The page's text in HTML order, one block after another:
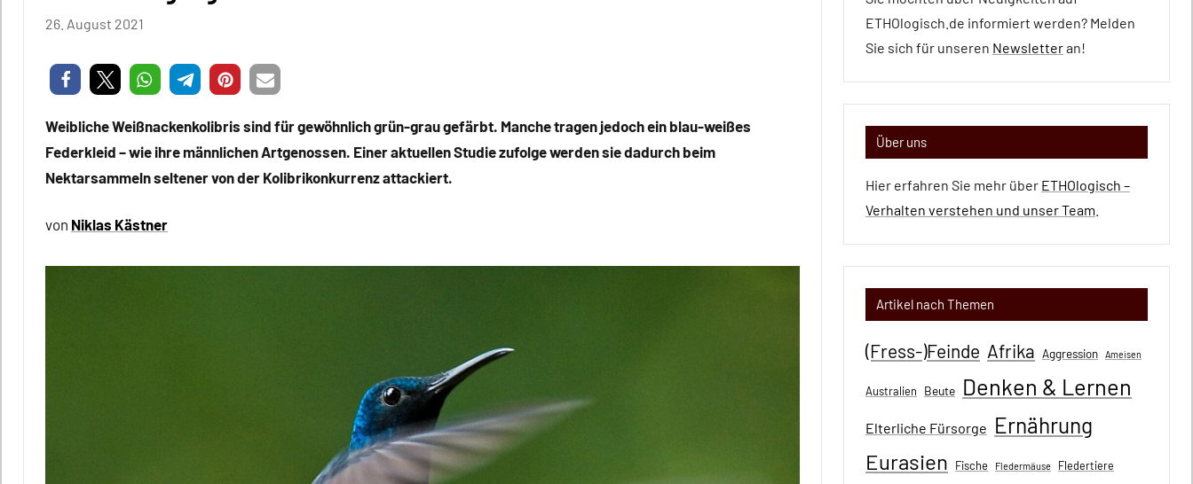
26. August 2021
Kästner
Kommentare
Weibliche Weißnackenkolibris sind für gewöhnlich grün-grau gefärbt. Manche tragen jedoch ein blau-weißes
Federkleid – wie ihre männlichen Artgenossen. Einer aktuellen Studie zufolge werden sie dadurch beim
Nektarsammeln seltener von der Kolibrikonkurrenz attackiert.
von Niklas Kästner
ETHOlogisch.de informiert werden? Melden
Sie sich für unseren Newsletteran!
Über uns
Hier erfahren Sie mehr über ETHOlogisch –
Verhalten verstehen und unser Team
Artikel nach Themen
(Fress-)Feinde Afrika Aggression Ameisen
Australien Beute Denken & Lernen
Elterliche Fürsorge Ernährung
Eurasien Fische Fledermäuse Fledertiere